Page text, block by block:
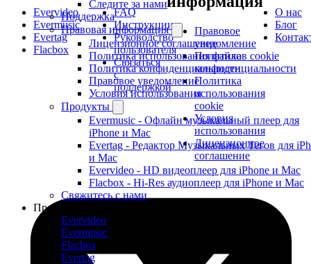
Следите за нами
Поддержка
Правовая информация
Лицензионное соглашение
Политика использования файлов cookie
Политика конфиденциальности
Правовое уведомление
Условия использования
Продукты
Evermusic - Офлайн музыкальный плеер для
iPhone и Mac
Evertag - Редактор Музыкальных Тегов для
и Mac
Evervideo - HD видеоплеер для iPhone и Mac
Flacbox - Hi-Res аудиоплеер для iPhone и Mac
Свяжитесь с нами
Продукты
Evervideo
Evermusic
Flacbox
Evertag
Evervideo
Evermusic
Evertag
Flacbox
FAQ
Инструкции
Руководство
пользователя
Связаться
с
поддержкой
Правовое
уведомление
Политика
конфиденциальности
Политика
использования
cookie
Условия
использования
Лицензионное
соглашение
О нас
Блог